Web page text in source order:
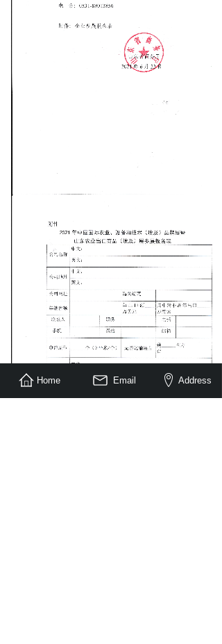
Home Email Address